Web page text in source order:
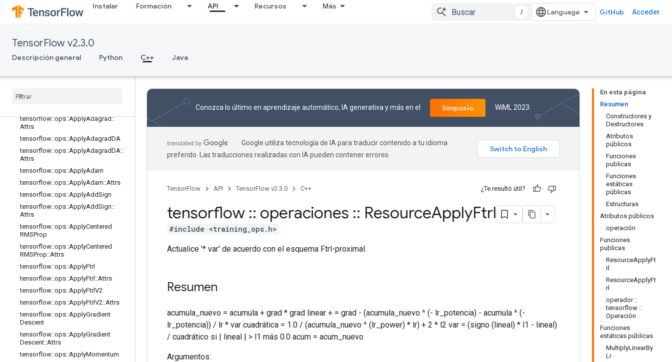
Instalar Formación API Recursos Más
/ GitHub Acceder
TensorFlow v2.3.0
Descripción general Python C++ Java
sparse_ops
string_ops
Descripción general
tensorflow::ops::ApplyAdadelta
Attrs
tensorflow::ops::ApplyAdagrad::
Attrs
tensorflow::ops::ApplyAdagradDA
tensorflow::ops::ApplyAdagradDA::
Attrs
tensorflow::ops::ApplyAdam
tensorflow::ops::ApplyAdam::Attrs
tensorflow::ops::ApplyAddSign
tensorflow::ops::ApplyAddSign::
Attrs
tensorflow::ops::ApplyCentered
RMSProp
tensorflow::ops::ApplyCentered
RMSProp::Attrs
tensorflow::ops::ApplyFtrl
tensorflow::ops::ApplyFtrl ::Attrs
tensorflow::ops::ApplyFtrlV2
tensorflow::ops::ApplyFtrlV2::Attrs
tensorflow::ops::ApplyGradient
Descent
tensorflow::ops::ApplyGradient
Descent::Attrs
tensorflow::ops::ApplyMomentum
En esta página
Resumen
Constructores y
Destructores
Atributos
públicos
Funciones
publicas
Funciones
estáticas
públicas
Estructuras
Atributos públicos
operación
Funciones
publicas
ResourceApplyFt
rl
ResourceApplyFt
rl
operador ::
tensorflow ::
Operación
Funciones
estáticas públicas
MultiplyLinearBy
Lr
Conozca lo último en aprendizaje automático, IA generativa y más en el Simposio WiML 2023.
Google utiliza tecnología de IA para traducir contenido a tu idioma
preferido. Las traducciones realizadas con IA pueden contener errores.
TensorFlow API TensorFlow v2.3.0 C++ ¿Te resultó útil?
tensorflow :: operaciones :: ResourceApplyFtrl
#include <training_ops.h>
Actualice '* var' de acuerdo con el esquema Ftrl-proximal.
Resumen
acumula_nuevo = acumula + grad * grad linear + = grad - (acumula_nuevo ^ (- lr_potencia) - acumula ^ (-
lr_potencia)) / lr * var cuadrática = 1.0 / (acumula_nuevo ^ (lr_power) * lr) + 2 * l2 var = (signo (lineal) * l1 - lineal)
/ cuadrático si | lineal | > l1 más 0.0 acum = acum_nuevo
Argumentos: